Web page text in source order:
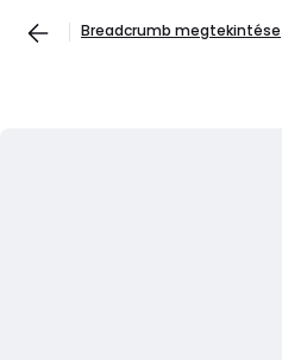
Breadcrumb megtekintése